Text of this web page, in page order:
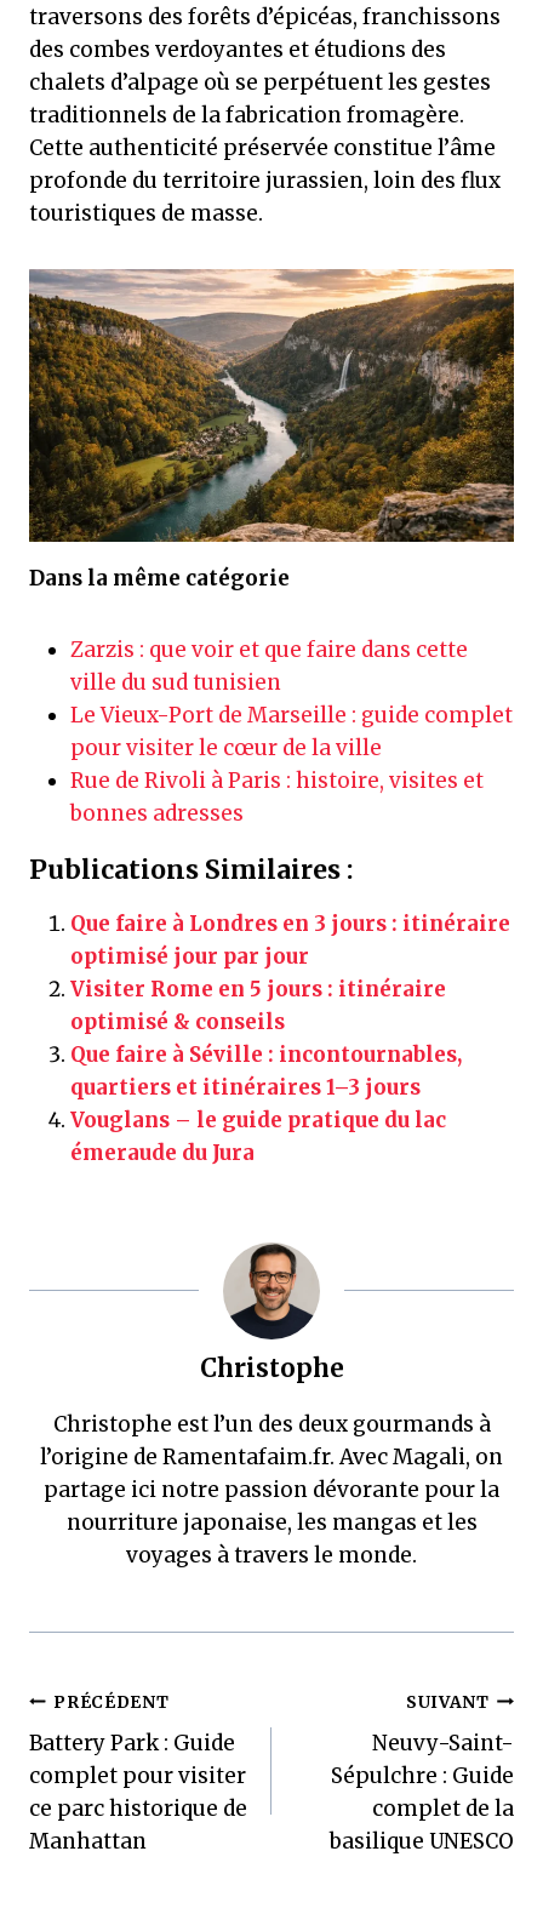
traversons des forêts d’épicéas, franchissons
des combes verdoyantes et étudions des
chalets d’alpage où se perpétuent les gestes
traditionnels de la fabrication fromagère.
Cette authenticité préservée constitue l’âme
profonde du territoire jurassien, loin des flux
touristiques de masse.
Dans la même catégorie
Zarzis : que voir et que faire dans cette
ville du sud tunisien
Le Vieux-Port de Marseille : guide complet
pour visiter le cœur de la ville
Rue de Rivoli à Paris : histoire, visites et
bonnes adresses
Publications Similaires :
Que faire à Londres en 3 jours : itinéraire
optimisé jour par jour
Visiter Rome en 5 jours : itinéraire
optimisé & conseils
Que faire à Séville : incontournables,
quartiers et itinéraires 1–3 jours
Vouglans – le guide pratique du lac
émeraude du Jura
Christophe
Christophe est l’un des deux gourmands à
l’origine de Ramentafaim.fr. Avec Magali, on
partage ici notre passion dévorante pour la
nourriture japonaise, les mangas et les
voyages à travers le monde.
Navigation
de
l’article
PRÉCÉDENT
Battery Park : Guide
complet pour visiter
ce parc historique de
Manhattan
SUIVANT
Neuvy-Saint-
Sépulchre : Guide
complet de la
basilique UNESCO